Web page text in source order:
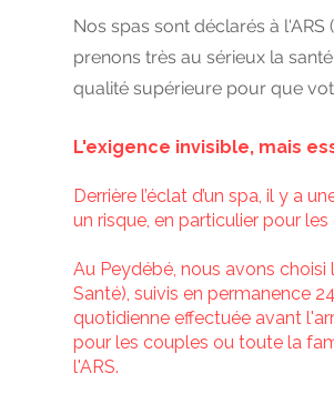
Nos spas sont déclarés à
prenons très au sérieux la
qualité supérieure pour que
L'exigence invisible, mais
Derrière l’éclat d’un spa, il y a
un risque, en particulier pour
Au Peydébé, nous avons
Santé), suivis en permanence
quotidienne effectuée avant
pour les couples ou toute la
l'ARS.